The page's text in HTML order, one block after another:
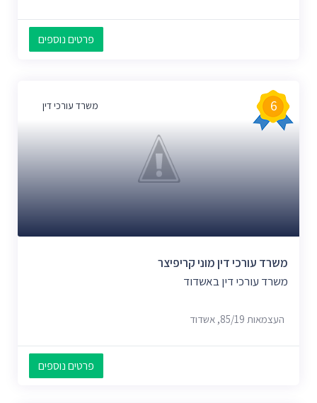
פרטים נוספים
משרד עורכי דין 6
משרד עורכי דין מוני קריפיצר
משרד עורכי דין באשדוד
העצמאות 85/19, אשדוד
פרטים נוספים